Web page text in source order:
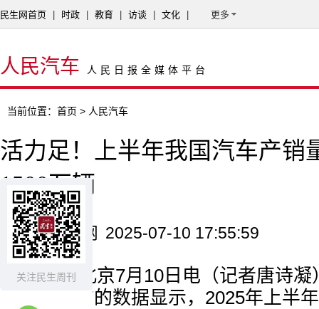
关注民生周刊
民生网首页 时政 教育 访谈 文化 更多
人民汽车 人民日报全媒体平台
当前位置： 首页 > 人民汽车
活力足！上半年我国汽车产销
1500万辆
来源：新华网 2025-07-10 17:55:59
新华社北京7月10日电（记者唐诗
会10日发布的数据显示，2025年上半